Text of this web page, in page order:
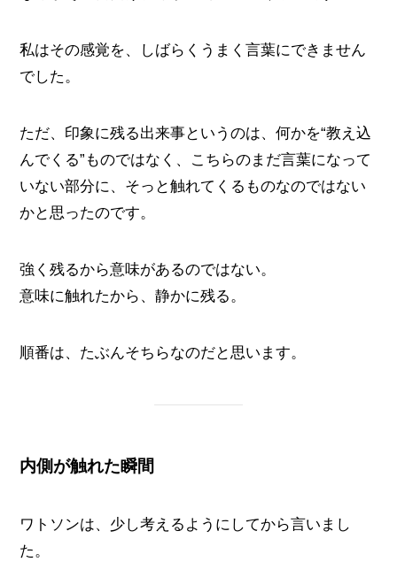
私はその感覚を、しばらくうまく言葉にできません
でした。
ただ、印象に残る出来事というのは、何かを“教え込
んでくる”ものではなく、こちらのまだ言葉になって
いない部分に、そっと触れてくるものなのではない
かと思ったのです。
強く残るから意味があるのではない。
意味に触れたから、静かに残る。
順番は、たぶんそちらなのだと思います。
内側が触れた瞬間
ワトソンは、少し考えるようにしてから言いまし
た。